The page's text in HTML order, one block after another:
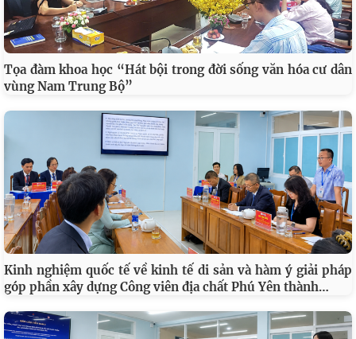
Tọa đàm khoa học “Hát bội trong đời sống văn hóa cư dân
vùng Nam Trung Bộ”
Kinh nghiệm quốc tế về kinh tế di sản và hàm ý giải pháp
góp phần xây dựng Công viên địa chất Phú Yên thành…